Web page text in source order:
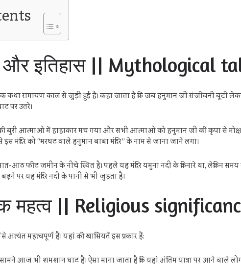
और इतिहास || Mythological
कथा रामायण काल से जुड़ी हुई है। कहा जाता है कि जब हनुमान जी संजीवनी बूटी
पर उतरे।
बुरी आत्माओं में हाहाकार मच गया और सभी आत्माओं को हनुमान जी की कृपा से मोक्ष
मंदिर को “मरघट वाले हनुमान बाबा मंदिर” के नाम से जाना जाने लगा।
आठ फीट जमीन के नीचे स्थित है। पहले यह मंदिर यमुना नदी के किनारे था, लेकिन
पर यह मंदिर नदी के पानी से भी जुड़ता है।
महत्व || Religious
से अत्यंत महत्वपूर्ण है। यहां की खासियतें इस प्रकार हैं:
आज भी शमशान घाट है। ऐसा माना जाता है कि यहां अंतिम यात्रा पर आने वाले